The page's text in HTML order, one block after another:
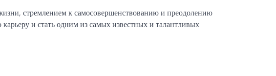
стремлением к самосовершенствованию и преодолению
и стать одним из самых известных и талантливых